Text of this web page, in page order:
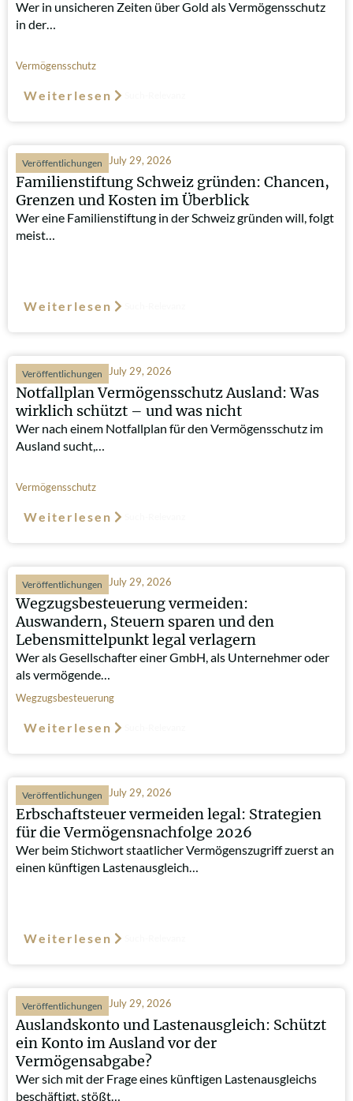
Wer in unsicheren Zeiten über Gold als Vermögensschutz
in der…
Vermögensschutz
Weiterlesen
Veröffentlichungen July 29, 2026
Familienstiftung Schweiz gründen: Chancen,
Grenzen und Kosten im Überblick
Wer eine Familienstiftung in der Schweiz gründen will, folgt
meist…
Weiterlesen
Veröffentlichungen July 29, 2026
Notfallplan Vermögensschutz Ausland: Was
wirklich schützt – und was nicht
Wer nach einem Notfallplan für den Vermögensschutz im
Ausland sucht,…
Vermögensschutz
Weiterlesen
Veröffentlichungen July 29, 2026
Wegzugsbesteuerung vermeiden:
Auswandern, Steuern sparen und den
Lebensmittelpunkt legal verlagern
Wer als Gesellschafter einer GmbH, als Unternehmer oder
als vermögende…
Wegzugsbesteuerung
Weiterlesen
Veröffentlichungen July 29, 2026
Erbschaftsteuer vermeiden legal: Strategien
für die Vermögensnachfolge 2026
Wer beim Stichwort staatlicher Vermögenszugriff zuerst an
einen künftigen Lastenausgleich…
Weiterlesen
Veröffentlichungen July 29, 2026
Auslandskonto und Lastenausgleich: Schützt
ein Konto im Ausland vor der
Vermögensabgabe?
Wer sich mit der Frage eines künftigen Lastenausgleichs
beschäftigt, stößt…